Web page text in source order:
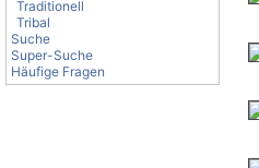
Traditionell
Tribal
Suche
Super-Suche
Häufige Fragen